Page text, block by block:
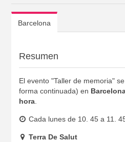
Barcelona
Resumen
El evento "Taller de memoria"
forma continuada) en
hora.
Cada lunes de 10. 45 a 11.
Terra De Salut